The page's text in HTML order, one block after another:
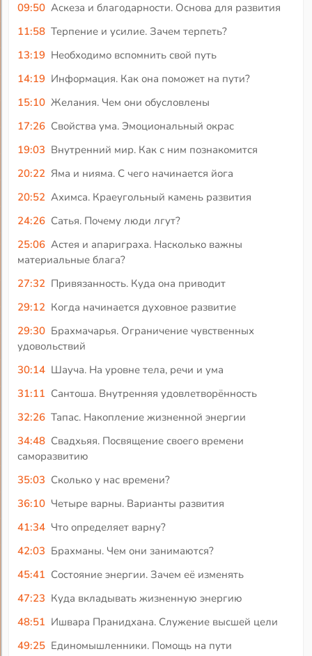
09:50 Аскеза и благодарности. Основа для развития
11:58 Терпение и усилие. Зачем терпеть?
13:19 Необходимо вспомнить свой путь
14:19 Информация. Как она поможет на пути?
15:10 Желания. Чем они обусловлены
17:26 Свойства ума. Эмоциональный окрас
19:03 Внутренний мир. Как с ним познакомится
20:22 Яма и нияма. С чего начинается йога
20:52 Ахимса. Краеугольный камень развития
24:26 Сатья. Почему люди лгут?
25:06 Астея и апариграха. Насколько важны
материальные блага?
27:32 Привязанность. Куда она приводит
29:12 Когда начинается духовное развитие
29:30 Брахмачарья. Ограничение чувственных
удовольствий
30:14 Шауча. На уровне тела, речи и ума
31:11 Сантоша. Внутренняя удовлетворённость
32:26 Тапас. Накопление жизненной энергии
34:48 Свадхьяя. Посвящение своего времени
саморазвитию
35:03 Сколько у нас времени?
36:10 Четыре варны. Варианты развития
41:34 Что определяет варну?
42:03 Брахманы. Чем они занимаются?
45:41 Состояние энергии. Зачем её изменять
47:23 Куда вкладывать жизненную энергию
48:51 Ишвара Пранидхана. Служение высшей цели
49:25 Единомышленники. Помощь на пути